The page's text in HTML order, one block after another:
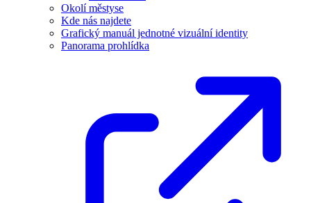
Okolí městyse
Kde nás najdete
Grafický manuál jednotné vizuální identity
Panorama prohlídka